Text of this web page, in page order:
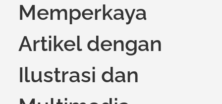
Memperkaya
Artikel dengan
Ilustrasi dan